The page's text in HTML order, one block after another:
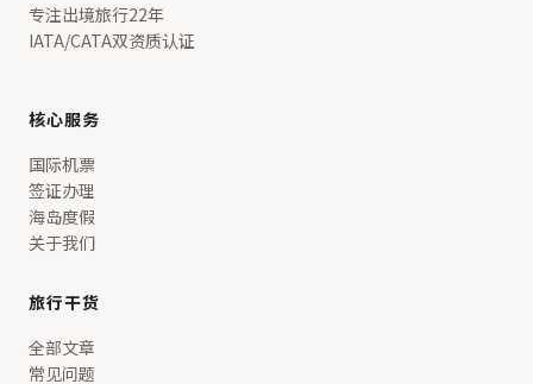
专注出境旅行22年
IATA/CATA双资质认证
核心服务
国际机票
签证办理
海岛度假
关于我们
旅行干货
全部文章
常见问题